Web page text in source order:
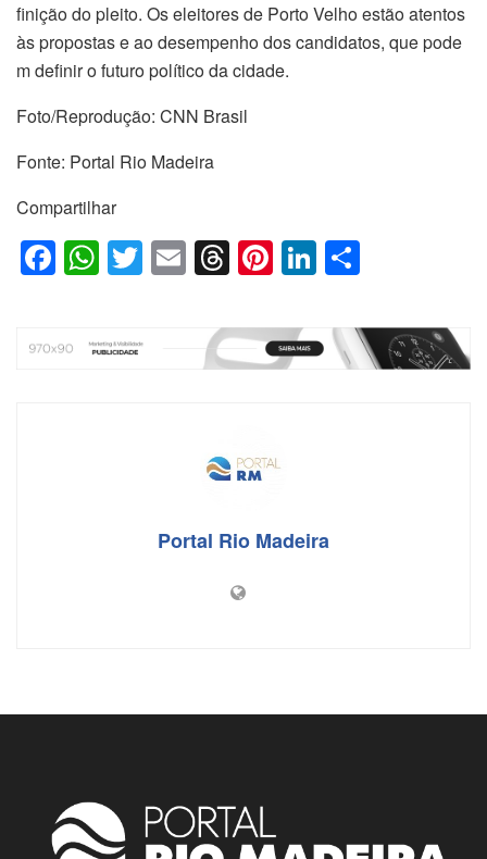
finição do pleito. Os eleitores de Porto Velho estão atentos
às propostas e ao desempenho dos candidatos, que pode
m definir o futuro político da cidade.
Foto/Reprodução: CNN Brasil
Fonte: Portal Rio Madeira
Compartilhar
F
a
e
W
h
s
T
wi
er
E
m
ail
T
hr
e
a
Pi
nt
er
e
Li
n
k
e
ar
e
Portal Rio Madeira